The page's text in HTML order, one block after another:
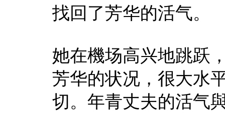
找回了芳华的活气。
她在機场高兴地跳跃
芳华的状况，很大水
切。年青丈夫的活气